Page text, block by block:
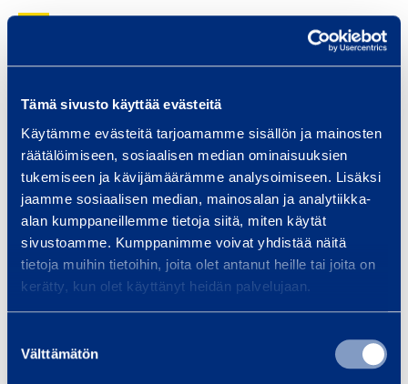
Tämä sivusto käyttää evästeitä
Käytämme evästeitä tarjoamamme sisällön ja mainosten
räätälöimiseen, sosiaalisen median ominaisuuksien
tukemiseen ja kävijämäärämme analysoimiseen. Lisäksi
jaamme sosiaalisen median, mainosalan ja analytiikka-
alan kumppaneillemme tietoja siitä, miten käytät
sivustoamme. Kumppanimme voivat yhdistää näitä
tietoja muihin tietoihin, joita olet antanut heille tai joita on
kerätty, kun olet käyttänyt heidän palvelujaan.
valinta
Välttämätön
o
h
a
v
y
e
l
m
e
n
Traffic safety and
infrastructure
We provide infrastructure
construction equipment and
services, whether your project is
a bridge, tunnel, railway…
Read more
and